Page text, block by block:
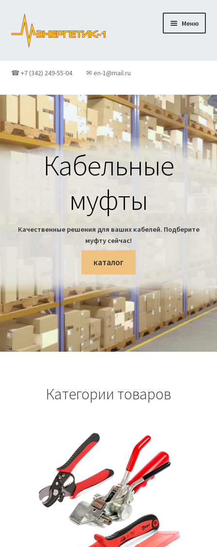
Перейти
навигации
Перейти
содержимому
Меню
Контакты
Корзина
Политики конфиденциальности
Продукция
☎ +7 (342) 249-55-04 ✉ en-1@mail.ru
Кабельные
муфты
Качественные решения для ваших кабелей. Подберите
муфту сейчас!
каталог
Категории товаров